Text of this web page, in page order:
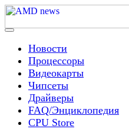
Skip
content
AMD news
Menu
Новости
Процессоры
Видеокарты
Чипсеты
Драйверы
FAQ/Энциклопедия
CPU Store